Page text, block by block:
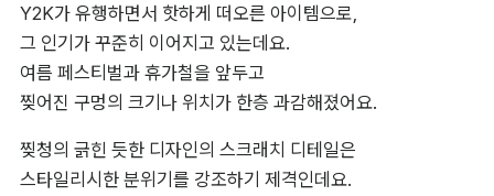
Y2K가 유행하면서 핫하게 떠오른 아이템으로,
그 인기가 꾸준히 이어지고 있는데요.
여름 페스티벌과 휴가철을 앞두고
찢어진 구멍의 크기나 위치가 한층 과감해졌어요.
찢청의 긁힌 듯한 디자인의 스크래치 디테일은
스타일리시한 분위기를 강조하기 제격인데요.